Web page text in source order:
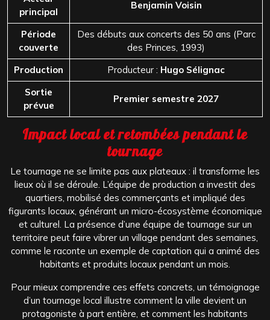
principal
Benjamin Voisin
Période
couverte
Des débuts aux concerts des 50 ans (Parc
des Princes, 1993)
Production
Producteur : Hugo Sélignac
Sortie
prévue
Premier semestre 2027
Impact local et retombées pendant le
tournage
Le tournage ne se limite pas aux plateaux : il transforme les
lieux où il se déroule. L’équipe de production a investit des
quartiers, mobilisé des commerçants et impliqué des
figurants locaux, générant un micro-écosystème économique
et culturel. La présence d’une équipe de tournage sur un
territoire peut faire vibrer un village pendant des semaines,
comme le raconte un exemple de captation qui a animé des
habitants et produits locaux pendant un mois.
Pour mieux comprendre ces effets concrets, un témoignage
d’un tournage local illustre comment la ville devient un
protagoniste à part entière, et comment les habitants